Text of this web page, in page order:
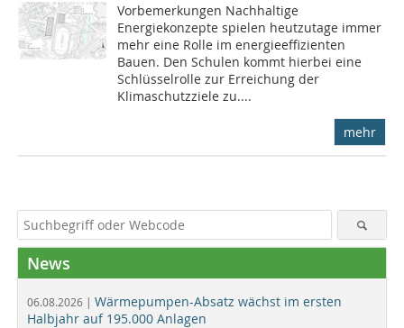
Vorbemerkungen Nachhaltige
Energiekonzepte spielen heutzutage immer
mehr eine Rolle im energieeffizienten
Bauen. Den Schulen kommt hierbei eine
Schlüsselrolle zur Erreichung der
Klimaschutzziele zu....
mehr
News
06.08.2026 | Wärmepumpen-Absatz wächst im ersten
Halbjahr auf 195.000 Anlagen